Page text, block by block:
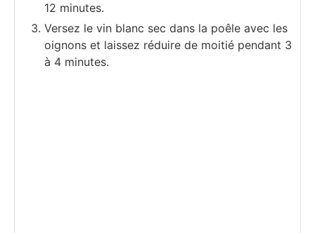
12 minutes.
Versez le vin blanc sec dans la poêle avec les
oignons et laissez réduire de moitié pendant 3
à 4 minutes.